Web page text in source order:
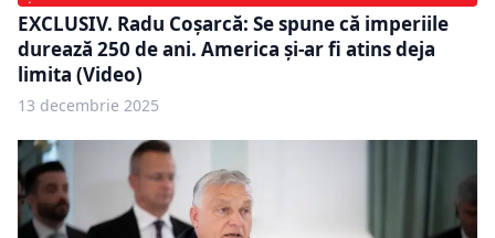
EXCLUSIV. Radu Coșarcă: Se spune că imperiile
durează 250 de ani. America și-ar fi atins deja
limita (Video)
13 decembrie 2025